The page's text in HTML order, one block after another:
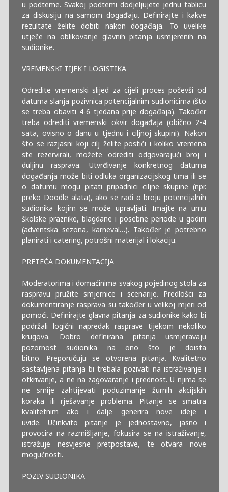
u podteme. Svakoj podtemi dodjeljujete jednu tablicu
za diskusiju na samom događaju. Definirajte i kakve
rezultate želite dobiti nakon događaja. To uvelike
utječe na oblikovanje glavnih pitanja usmjerenih na
sudionike.
VREMENSKI TIJEK I LOGISTIKA
Odredite vremenski slijed za cijeli proces počevši od
datuma slanja pozivnica potencijalnim sudionicima (što
se treba obaviti 4-6 tjedana prije događaja). Također
treba odrediti vremenski okvir događaja (obično 2-4
sata, ovisno o danu u tjednu i ciljnoj skupini). Nakon
što se razjasni koji cilj želite postići i koliko vremena
ste rezervirali, možete odrediti odgovarajući broj i
duljinu rasprava. Utvrđivanje konkretnog datuma
događanja može biti odluka organizacijskog tima ili se
o datumu mogu pitati pripadnici ciljne skupine (npr.
preko Doodle alata), ako se radi o broju potencijalnih
sudionika kojim se može upravljati. Imajte na umu
školske praznike, blagdane i posebne periode u godini
(adventska sezona, karneval…). Također je potrebno
planirati i catering, potrošni materijal i lokaciju.
PRETEĆA DOKUMENTACIJA
Moderatorima i domaćinima svakog pojedinog stola za
raspravu pružite smjernice i scenarije. Predlošci za
dokumentiranje rasprava su također u velikoj mjeri od
pomoći. Definirajte glavna pitanja za sudionike kako bi
podržali logični napredak rasprave tijekom nekoliko
krugova. Dobro definirana pitanja usmjeravaju
pozornost sudionika na ono što je doista
bitno. Preporučuju se otvorena pitanja. Kvalitetno
sastavljena pitanja bi trebala pozivati na istraživanje i
otkrivanje, a ne na zagovaranje i prednost. U njima se
ne smije zahtijevati poduzimanje žurnih akcijskih
koraka ili rješavanje problema. Pitanje se smatra
kvalitetnim ako i dalje generira nove ideje i
uvide. Učinkvito pitanje je jednostavno, jasno i
provocira na razmišljanje, fokusira se na istraživanje,
istražuje nesvjesne pretpostave, te otvara nove
mogućnosti.
POZIV SUDIONIKA